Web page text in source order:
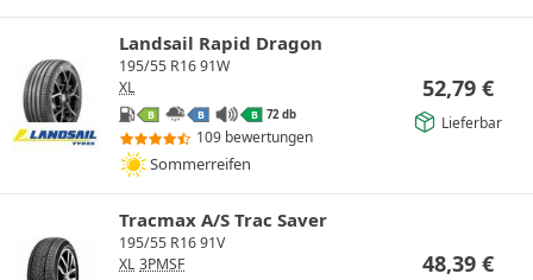
Landsail Rapid Dragon
195/55 R16 91W
XL
B B B 72 db
109 bewertungen
Sommerreifen
52,79 €
Lieferbar
Tracmax A/S Trac Saver
195/55 R16 91V
XL 3PMSF 48,39 €